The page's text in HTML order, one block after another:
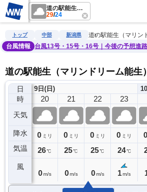
道の駅能生（マリンドリーム能生）
29/24
雨雲レーダー 台風情報 地震情報 警報
トップ 中部 新潟県
道の駅能生（マリン
台風情報
台風13号・15号・16号｜今後の予想進路
道の駅能生（マリンドリーム能生
日
時
天気
降水
気温
風
9日(日)
19
0ミリ
26℃
20
0 ミリ
26℃
0 m/s
21
0 ミリ
25℃
0 m/s
22
0 ミリ
25℃
0 m/s
23
0 ミリ
24 ℃
1m/s
0